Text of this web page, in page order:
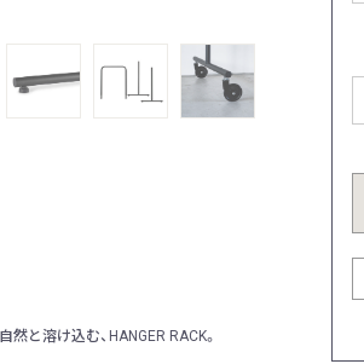
と溶け込む、HANGER RACK。